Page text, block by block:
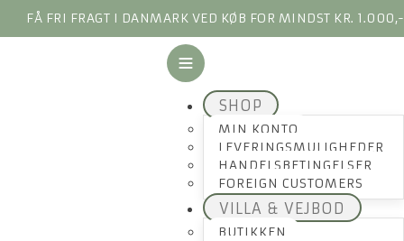
FÅ FRI FRAGT I DANMARK VED KØB FOR MINDST KR. 1.000,-
SHOP
MIN KONTO
LEVERINGSMULIGHEDER
HANDELSBETINGELSER
FOREIGN CUSTOMERS
VILLA & VEJBOD
BUTIKKEN